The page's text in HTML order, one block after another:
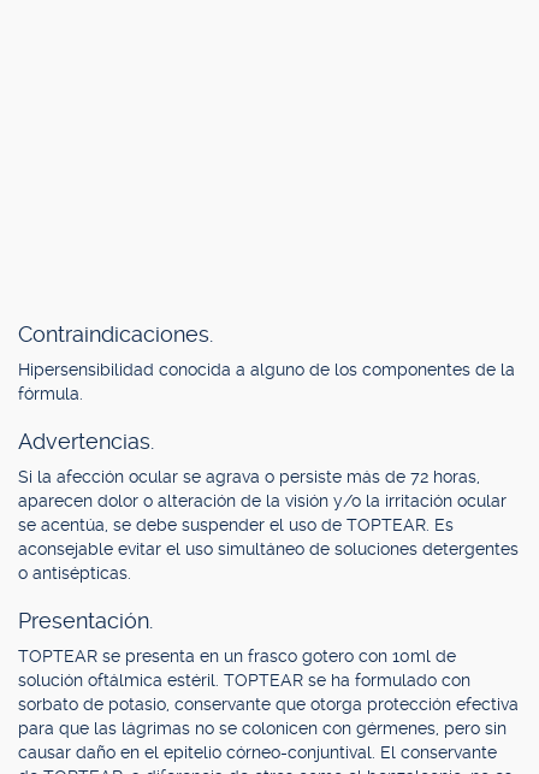
Contraindicaciones.
Hipersensibilidad conocida a alguno de los componentes de la
fórmula.
Advertencias.
Si la afección ocular se agrava o persiste más de 72 horas,
aparecen dolor o alteración de la visión y/o la irritación ocular
se acentúa, se debe suspender el uso de TOPTEAR. Es
aconsejable evitar el uso simultáneo de soluciones detergentes
o antisépticas.
Presentación.
TOPTEAR se presenta en un frasco gotero con 10ml de
solución oftálmica estéril. TOPTEAR se ha formulado con
sorbato de potasio, conservante que otorga protección efectiva
para que las lágrimas no se colonicen con gérmenes, pero sin
causar daño en el epitelio córneo-conjuntival. El conservante